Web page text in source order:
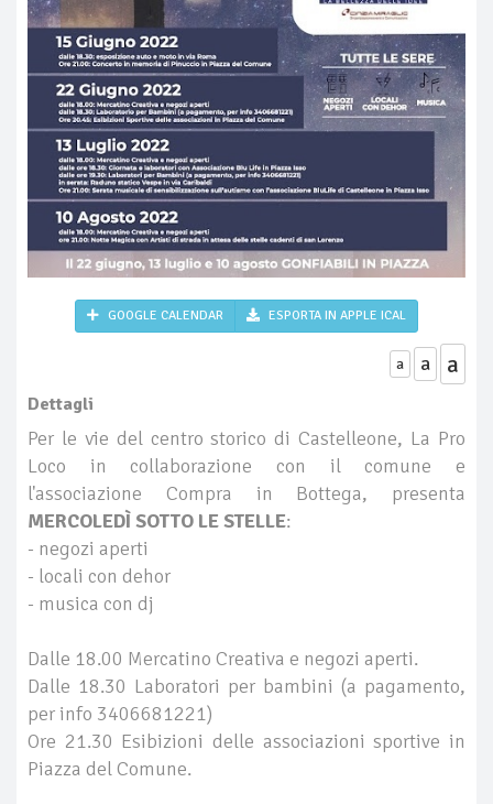
GOOGLE CALENDAR ESPORTA IN APPLE ICAL
a a a
Dettagli
Per le vie del centro storico di Castelleone, La Pro
Loco in collaborazione con il comune e
l'associazione Compra in Bottega, presenta
MERCOLEDÌ SOTTO LE STELLE:
- negozi aperti
- locali con dehor
- musica con dj
Dalle 18.00 Mercatino Creativa e negozi aperti.
Dalle 18.30 Laboratori per bambini (a pagamento,
per info 3406681221)
Ore 21.30 Esibizioni delle associazioni sportive in
Piazza del Comune.